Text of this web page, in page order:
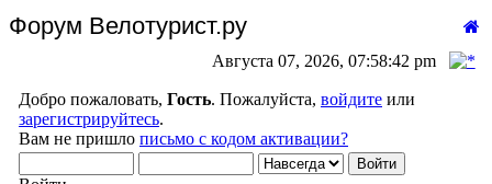
Форум Велотурист.ру
Августа 07, 2026, 07:58:42 pm
Добро пожаловать, Гость. Пожалуйста, войдите или
зарегистрируйтесь.
Вам не пришло письмо с кодом активации?